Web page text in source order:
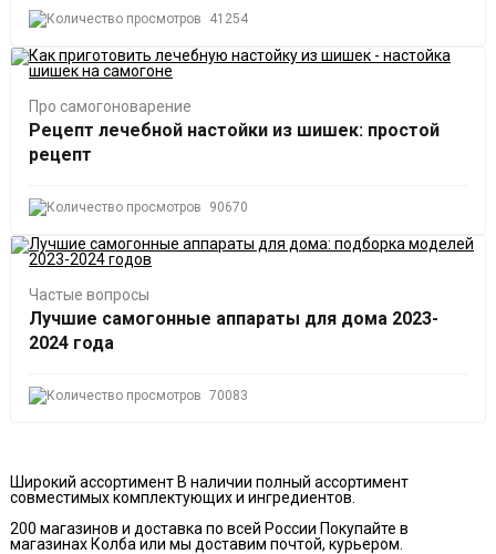
41254
Про самогоноварение
Рецепт лечебной настойки из шишек: простой
рецепт
90670
Частые вопросы
Лучшие самогонные аппараты для дома 2023-
2024 года
70083
Широкий ассортимент В наличии полный ассортимент
совместимых комплектующих и ингредиентов.
200 магазинов и доставка по всей России Покупайте в
магазинах Колба или мы доставим почтой, курьером.